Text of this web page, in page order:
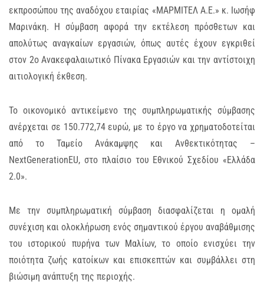
εκπροσώπου της αναδόχου εταιρίας «ΜΑΡΜΙΤΕΛ Α.Ε.» κ. Ιωσήφ
Μαρινάκη. Η σύμβαση αφορά την εκτέλεση πρόσθετων και
απολύτως αναγκαίων εργασιών, όπως αυτές έχουν εγκριθεί
στον 2ο Ανακεφαλαιωτικό Πίνακα Εργασιών και την αντίστοιχη
αιτιολογική έκθεση.
Το οικονομικό αντικείμενο της συμπληρωματικής σύμβασης
ανέρχεται σε 150.772,74 ευρώ, με το έργο να χρηματοδοτείται
από το Ταμείο Ανάκαμψης και Ανθεκτικότητας –
NextGenerationEU, στο πλαίσιο του Εθνικού Σχεδίου «Ελλάδα
2.0».
Με την συμπληρωματική σύμβαση διασφαλίζεται η ομαλή
συνέχιση και ολοκλήρωση ενός σημαντικού έργου αναβάθμισης
του ιστορικού πυρήνα των Μαλίων, το οποίο ενισχύει την
ποιότητα ζωής κατοίκων και επισκεπτών και συμβάλλει στη
βιώσιμη ανάπτυξη της περιοχής.